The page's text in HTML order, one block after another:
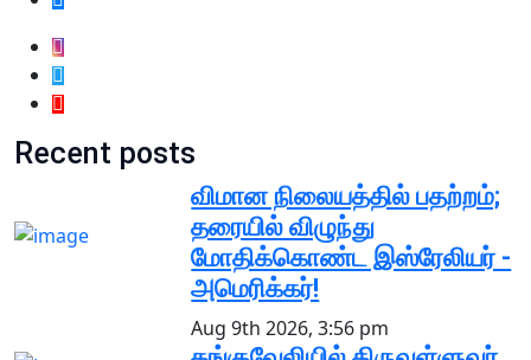
Recent posts
விமான நிலையத்தில் பதற்றம்;
தரையில் விழுந்து
மோதிக்கொண்ட இஸ்ரேலியர் -
அமெரிக்கர்!
Aug 9th 2026, 3:56 pm